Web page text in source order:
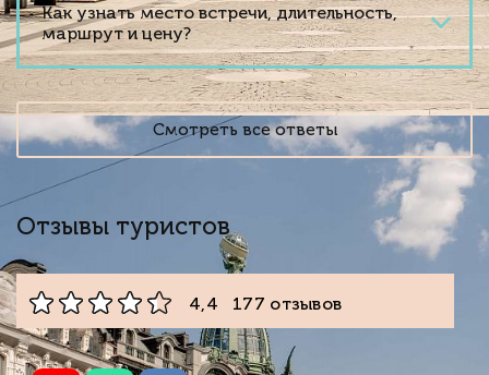
Как узнать место встречи, длительность,
маршрут и цену?
Смотреть все ответы
Отзывы туристов
4,4 177 отзывов